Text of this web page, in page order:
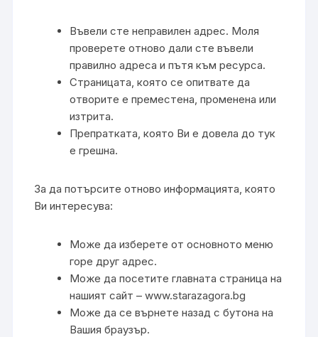
Въвели сте неправилен адрес. Моля
проверете отново дали сте въвели
правилно адреса и пътя към ресурса.
Страницата, която се опитвате да
отворите е преместена, променена или
изтрита.
Препратката, която Ви е довела до тук
е грешна.
За да потърсите отново информацията, която
Ви интересува:
Може да изберете от основното меню
горе друг адрес.
Може да посетите главната страница на
нашият сайт – www.starazagora.bg
Може да се върнете назад с бутона на
Вашия браузър.